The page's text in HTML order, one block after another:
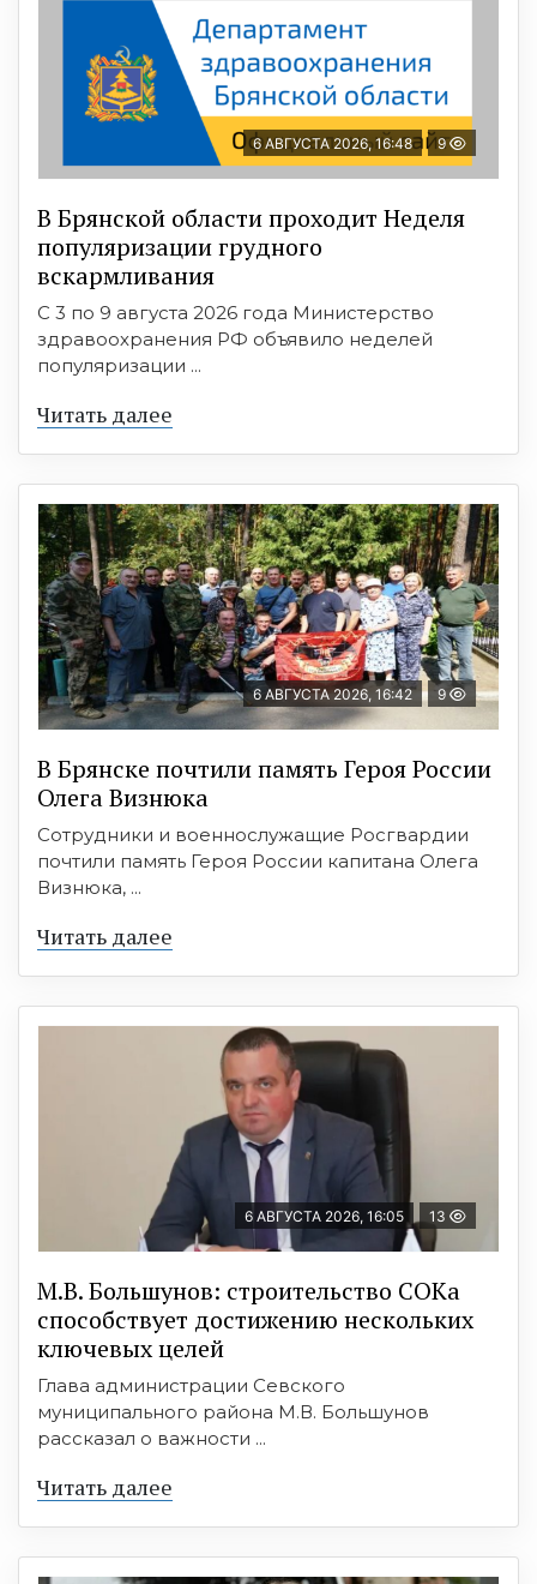
6 АВГУСТА 2026, 16:48 9
В Брянской области проходит Неделя
популяризации грудного
вскармливания
С 3 по 9 августа 2026 года Министерство
здравоохранения РФ объявило неделей
популяризации ...
Читать далее
6 АВГУСТА 2026, 16:42 9
В Брянске почтили память Героя России
Олега Визнюка
Сотрудники и военнослужащие Росгвардии
почтили память Героя России капитана Олега
Визнюка, ...
Читать далее
6 АВГУСТА 2026, 16:05 13
М.В. Большунов: строительство СОКа
способствует достижению нескольких
ключевых целей
Глава администрации Севского
муниципального района М.В. Большунов
рассказал о важности ...
Читать далее